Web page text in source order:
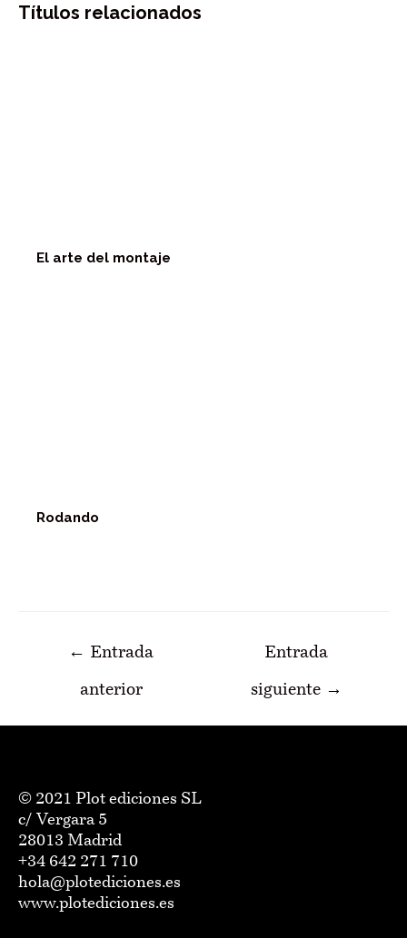
Títulos relacionados
El arte del montaje
Rodando
← Entrada
anterior
Entrada
siguiente →
© 2021 Plot ediciones SL
c/ Vergara 5
28013 Madrid
+34 642 271 710
hola@plotediciones.es
www.plotediciones.es